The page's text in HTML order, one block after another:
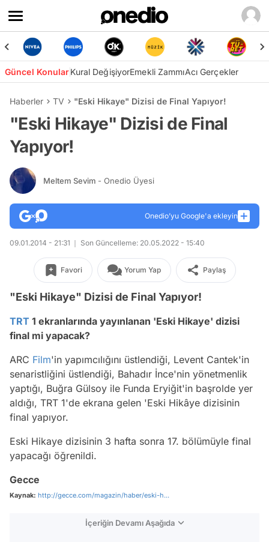
Güncel KonularKural DeğişiyorEmekli ZammıAcı Gerçekler
Haberler TV "Eski Hikaye" Dizisi de Final Yapıyor!
"Eski Hikaye" Dizisi de Final
Yapıyor!
Meltem Sevim - Onedio Üyesi
Onedio’yu Google'a ekleyin
09.01.2014 - 21:31 Son Güncelleme: 20.05.2022 - 15:40
Favori Yorum Yap Paylaş
"Eski Hikaye" Dizisi de Final Yapıyor!
TRT 1 ekranlarında yayınlanan 'Eski Hikaye' dizisi
final mi yapacak?
ARC Film'in yapımcılığını üstlendiği, Levent Cantek'in
senaristliğini üstlendiği, Bahadır İnce'nin yönetmenlik
yaptığı, Buğra Gülsoy ile Funda Eryiğit'in başrolde yer
aldığı, TRT 1'de ekrana gelen 'Eski Hikâye dizisinin
final yapıyor.
Eski Hikaye dizisinin 3 hafta sonra 17. bölümüyle final
yapacağı öğrenildi.
Gecce
Kaynak: http://gecce.com/magazin/haber/eski-h...
İçeriğin Devamı Aşağıda